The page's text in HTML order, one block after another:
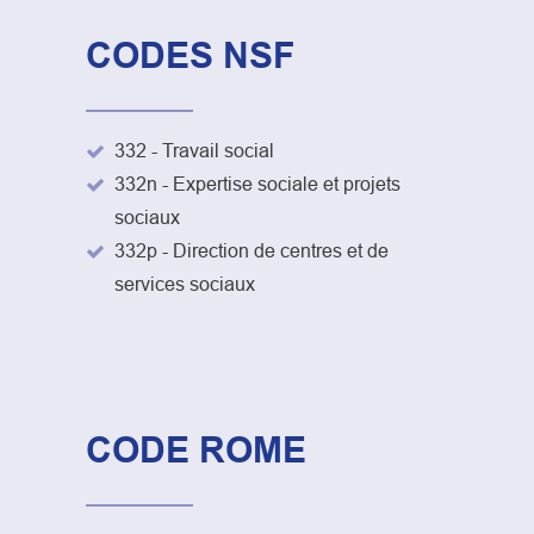
CODE ROME
CODES NSF
332 - Travail social
332n - Expertise sociale et projets
sociaux
332p - Direction de centres et de
services sociaux